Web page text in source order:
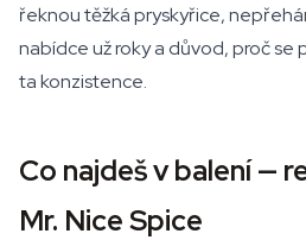
řeknou těžká pryskyřice,
nabídce už roky a důvod, proč se
ta konzistence.
Co najdeš v balení —
Mr. Nice Spice